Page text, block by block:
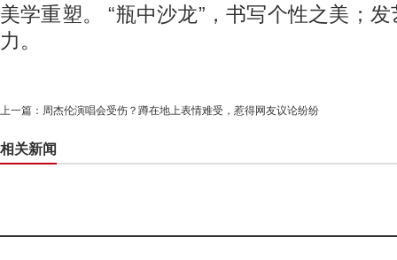
美学重塑。 “瓶中沙龙”，书写个性之美；
力。
上一篇： 周杰伦演唱会受伤？蹲在地上表情难受，惹得网友议论纷纷
相关新闻